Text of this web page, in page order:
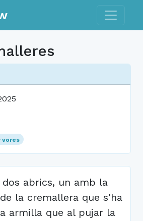
Toggle
vores
abrics, un amb la
la cremallera que s'ha
armilla que al pujar la